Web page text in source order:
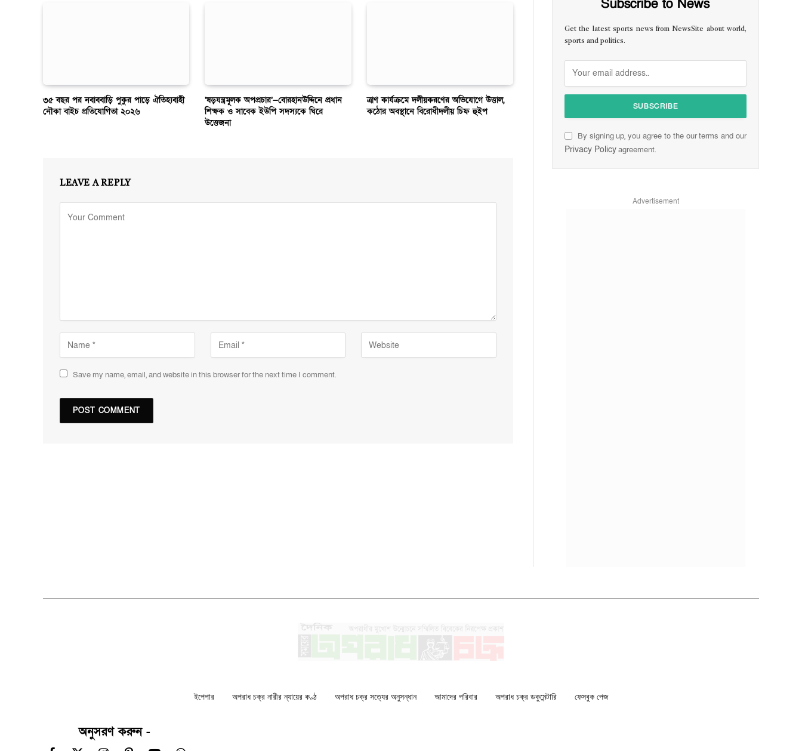
৩৫ বছর পর নবাববাড়ি পুকুর পাড়ে ঐতিহ্যবাহী
নৌকা বাইচ প্রতিযোগিতা ২০২৬
‘ষড়যন্ত্রমূলক অপপ্রচার’—বোরহানউদ্দিনে প্রধান
শিক্ষক ও সাবেক ইউপি সদস্যকে ঘিরে
উত্তেজনা
ত্রাণ কার্যক্রমে দলীয়করণের অভিযোগে উত্তাল,
কঠোর অবস্থানে বিরোধীদলীয় চিফ হুইপ
LEAVE A REPLY
Save my name, email, and website in this browser for the next time I comment.
Subscribe to News
Get the latest sports news from NewsSite about world,
sports and politics.
By signing up, you agree to the our terms and our
Privacy Policyagreement.
Advertisement
ইপেপার অপরাধ চক্র নারীর ন্যায়ের কণ্ঠ অপরাধ চক্র সত্যের অনুসন্ধান আমাদের পরিবার অপরাধ চক্র ডকুমেন্টারি ফেসবুক পেজ
অনুসরণ করুন -